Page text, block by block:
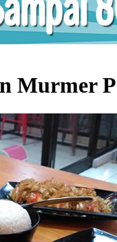
Murmer